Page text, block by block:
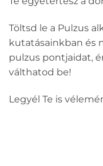
Töltsd le a Pulzus
kutatásainkban és
pulzus pontjaidat,
válthatod be!
Legyél Te is